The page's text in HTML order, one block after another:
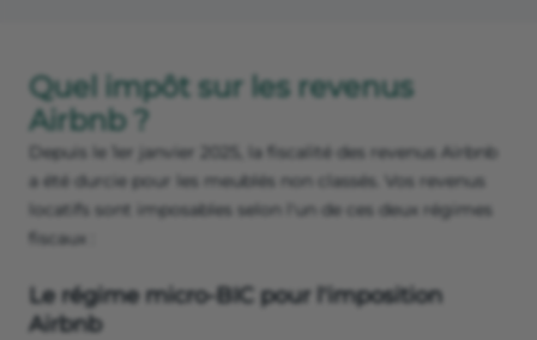
Quel impôt sur les revenus
Airbnb ?
Depuis le 1er janvier 2025, la fiscalité des revenus Airbnb
a été durcie pour les meublés non classés. Vos revenus
locatifs sont imposables selon l'un de ces deux régimes
fiscaux :
Le régime micro-BIC pour l'imposition
Airbnb